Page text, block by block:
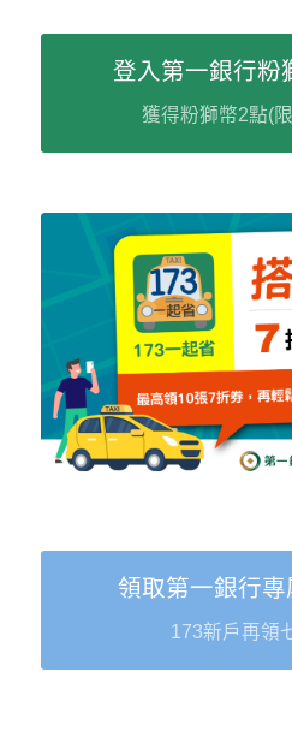
登入第一銀行粉
獲得粉獅幣2點(
領取第一銀行
173新戶再領